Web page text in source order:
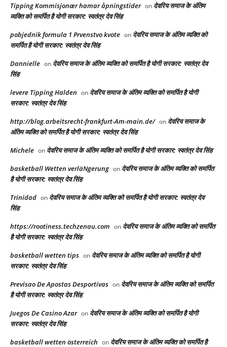
Tipping Kommisjonær hamar åpningstider on देवरिय समाज के अंतिम
व्यक्ति को समर्पित है योगी सरकार: स्वतंत्र देव सिंह
pobjednik formula 1 Prvenstvo kvote on देवरिय समाज के अंतिम व्यक्ति को
समर्पित है योगी सरकार: स्वतंत्र देव सिंह
Dannielle on देवरिय समाज के अंतिम व्यक्ति को समर्पित है योगी सरकार: स्वतंत्र देव
सिंह
levere Tipping Halden on देवरिय समाज के अंतिम व्यक्ति को समर्पित है योगी
सरकार: स्वतंत्र देव सिंह
http://blog.arbeitsrecht-frankfurt-Am-main.de/ on देवरिय समाज के
अंतिम व्यक्ति को समर्पित है योगी सरकार: स्वतंत्र देव सिंह
Michele on देवरिय समाज के अंतिम व्यक्ति को समर्पित है योगी सरकार: स्वतंत्र देव सिंह
basketball Wetten verläNgerung on देवरिय समाज के अंतिम व्यक्ति को समर्पित
है योगी सरकार: स्वतंत्र देव सिंह
Trinidad on देवरिय समाज के अंतिम व्यक्ति को समर्पित है योगी सरकार: स्वतंत्र देव
सिंह
https://rootiness.techzenau.com on देवरिय समाज के अंतिम व्यक्ति को समर्पित
है योगी सरकार: स्वतंत्र देव सिंह
basketball wetten tips on देवरिय समाज के अंतिम व्यक्ति को समर्पित है योगी
सरकार: स्वतंत्र देव सिंह
Previsao De Apostas Desportivas on देवरिय समाज के अंतिम व्यक्ति को समर्पित
है योगी सरकार: स्वतंत्र देव सिंह
Juegos De Casino Azar on देवरिय समाज के अंतिम व्यक्ति को समर्पित है योगी
सरकार: स्वतंत्र देव सिंह
basketball wetten österreich on देवरिय समाज के अंतिम व्यक्ति को समर्पित है